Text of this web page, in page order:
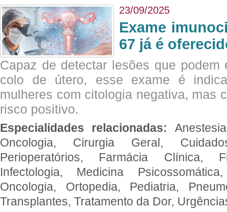
23/09/2025
Exame
67 já é
Capaz de detectar lesões que
colo de útero, esse exame é
mulheres com citologia negativa, mas
risco positivo.
Especialidades relacionadas:
Oncologia, Cirurgia Geral,
Perioperatórios, Farmácia Clínica,
Infectologia, Medicina
Oncologia, Ortopedia, Pediatria,
Transplantes, Tratamento da Dor,